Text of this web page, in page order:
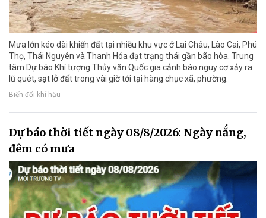
Mưa lớn kéo dài khiến đất tại nhiều khu vực ở Lai Châu, Lào Cai, Phú
Thọ, Thái Nguyên và Thanh Hóa đạt trạng thái gần bão hòa. Trung
tâm Dự báo Khí tượng Thủy văn Quốc gia cảnh báo nguy cơ xảy ra
lũ quét, sạt lở đất trong vài giờ tới tại hàng chục xã, phường.
Biến đổi khí hậu
Dự báo thời tiết ngày 08/8/2026: Ngày nắng,
đêm có mưa